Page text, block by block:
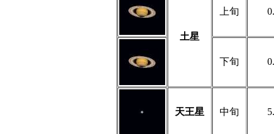
土星
上旬
下旬
天王星 中旬